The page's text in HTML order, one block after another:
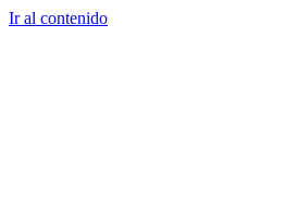
Ir al contenido